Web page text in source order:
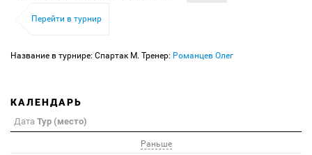
Перейти в турнир
Название в турнире: Спартак М. Тренер: Романцев Олег
КАЛЕНДАРЬ
Дата Тур (место)
Раньше